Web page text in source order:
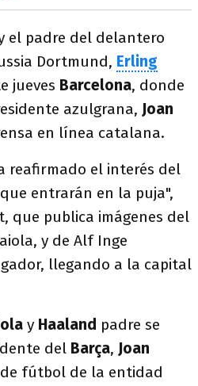
el padre del delantero
Dortmund, Erling
jueves Barcelona, donde
azulgrana, Joan
en línea catalana.
reafirmado el interés del
entrarán en la puja",
que publica imágenes del
y de Alf Inge
llegando a la capital
y Haaland padre se
del Barça, Joan
fútbol de la entidad